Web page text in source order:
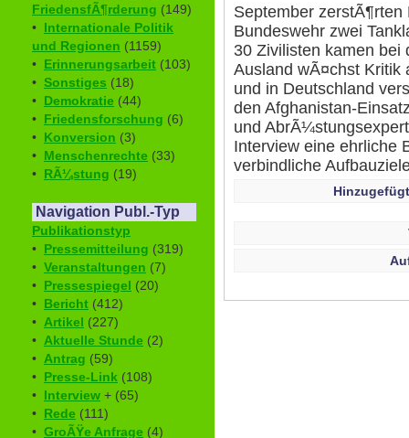
FriedensfÃ¶rderung (149)
• Internationale Politik
und Regionen (1159)
• Erinnerungsarbeit (103)
• Sonstiges (18)
• Demokratie (44)
• Friedensforschung (6)
• Konversion (3)
• Menschenrechte (33)
• RÃ¼stung (19)
Navigation Publ.-Typ
Publikationstyp
• Pressemitteilung (319)
• Veranstaltungen (7)
• Pressespiegel (20)
• Bericht (412)
• Artikel (227)
• Aktuelle Stunde (2)
• Antrag (59)
• Presse-Link (108)
• Interview + (65)
• Rede (111)
• GroÃŸe Anfrage (4)
September
Bundeswehr zwei
30 Zivilisten kamen bei
Ausland wÃ¤chst Kritik
und in Deutschland
den Afghanistan-
und
Interview eine ehrliche
verbindliche